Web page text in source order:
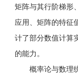
矩阵与其行阶梯形
应用、矩阵的特征
计了部分数值计算
的能力。
概率论与数理